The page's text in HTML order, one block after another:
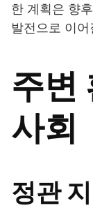
한 계획은 향
발전으로 이
주변
사회
정관